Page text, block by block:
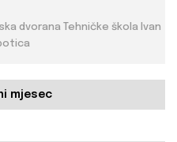
dvorana Tehničke škola Ivan
mjesec